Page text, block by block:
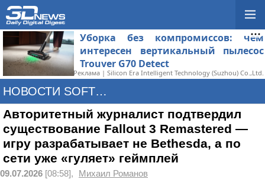
Уборка без компромиссов: чем
интересен вертикальный пылесос
Trouver G70 Detect
Реклама | Silicon Era Intelligent Technology (Suzhou) Co.,Ltd.
НОВОСТИ SOFTWARE
Авторитетный журналист подтвердил
существование Fallout 3 Remastered —
игру разрабатывает не Bethesda, а по
сети уже «гуляет» геймплей
09.07.2026 [08:58], Михаил Романов